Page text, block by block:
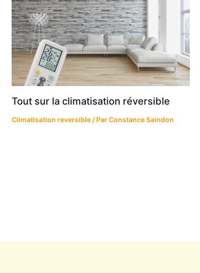
Tout sur la climatisation réversible
Climatisation reversible/ ParConstance Saindon